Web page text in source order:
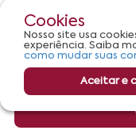
Advertências:
Uso externo
Cookies
Nosso site usa
experiência. Saiba
como mudar suas